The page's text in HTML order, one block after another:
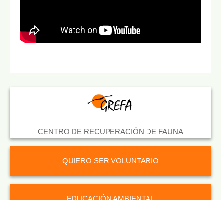
CENTRO DE RECUPERACIÓN DE FAUNA
QUIERO SER VOLUNTARIO